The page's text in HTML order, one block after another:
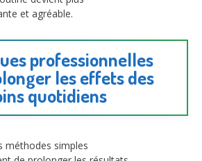
et agréable.
professionnelles
les effets des
quotidiens
méthodes simples